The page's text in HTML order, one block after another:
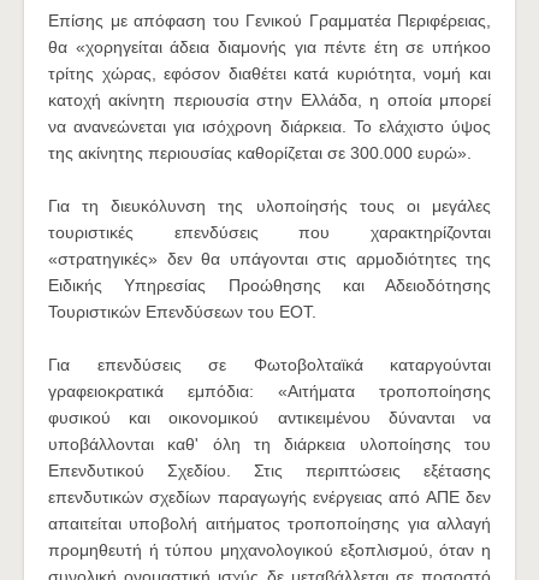
Επίσης με απόφαση του Γενικού Γραμματέα Περιφέρειας,
θα «χορηγείται άδεια διαμονής για πέντε έτη σε υπήκοο
τρίτης χώρας, εφόσον διαθέτει κατά κυριότητα, νομή και
κατοχή ακίνητη περιουσία στην Ελλάδα, η οποία μπορεί
να ανανεώνεται για ισόχρονη διάρκεια. Το ελάχιστο ύψος
της ακίνητης περιουσίας καθορίζεται σε 300.000 ευρώ».
Για τη διευκόλυνση της υλοποίησής τους οι μεγάλες
τουριστικές επενδύσεις που χαρακτηρίζονται
«στρατηγικές» δεν θα υπάγονται στις αρμοδιότητες της
Ειδικής Υπηρεσίας Προώθησης και Αδειοδότησης
Τουριστικών Επενδύσεων του ΕΟΤ.
Για επενδύσεις σε Φωτοβολταϊκά καταργούνται
γραφειοκρατικά εμπόδια: «Αιτήματα τροποποίησης
φυσικού και οικονομικού αντικειμένου δύνανται να
υποβάλλονται καθ' όλη τη διάρκεια υλοποίησης του
Επενδυτικού Σχεδίου. Στις περιπτώσεις εξέτασης
επενδυτικών σχεδίων παραγωγής ενέργειας από ΑΠΕ δεν
απαιτείται υποβολή αιτήματος τροποποίησης για αλλαγή
προμηθευτή ή τύπου μηχανολογικού εξοπλισμού, όταν η